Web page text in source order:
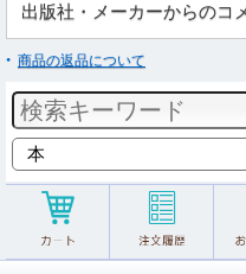
出版社・メーカーからのコ
商品の返品について